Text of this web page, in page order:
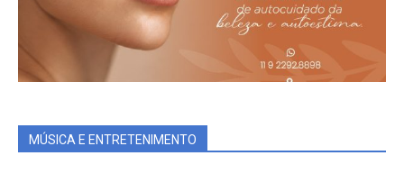
MÚSICA E ENTRETENIMENTO